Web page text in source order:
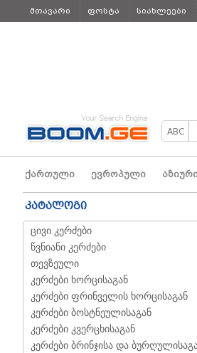
მთავარი ფოსტა სიახლეები
ქართული ევროპული
კატალოგი
ცივი კერძები
წვნიანი კერძები
თევზეული
კერძები ხორცისაგან
კერძები ფრინველის ხორცისაგან
კერძები ბოსტნეულისაგან
კერძები კვერცხისაგან
კერძები ბრინჯისა და